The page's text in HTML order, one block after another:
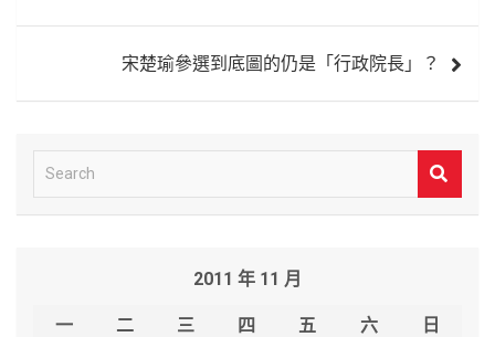
宋楚瑜參選到底圖的仍是「行政院長」？
e
2011 年 11 月
一 二 三 四 五 六
日